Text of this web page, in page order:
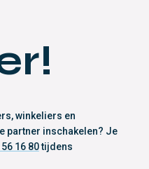
winkeliers en
partner inschakelen? Je
16 80tijdens